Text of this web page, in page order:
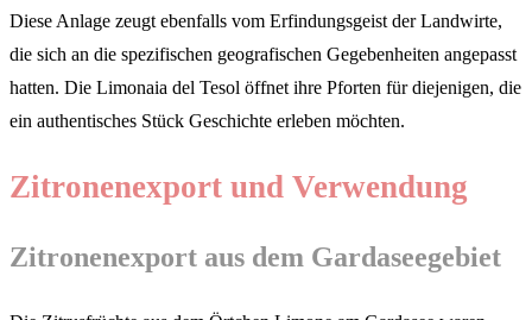
Diese Anlage zeugt ebenfalls vom Erfindungsgeist der Landwirte,
die sich an die spezifischen geografischen Gegebenheiten angepasst
hatten. Die Limonaia del Tesol öffnet ihre Pforten für diejenigen, die
ein authentisches Stück Geschichte erleben möchten.
Zitronenexport und Verwendung
Zitronenexport aus dem Gardaseegebiet